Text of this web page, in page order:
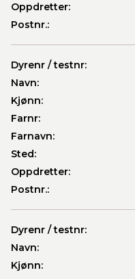
Oppdretter:
Postnr.:
Dyrenr / testnr:
Navn:
Kjønn:
Farnr:
Farnavn:
Sted:
Oppdretter:
Postnr.:
Dyrenr / testnr:
Navn:
Kjønn: